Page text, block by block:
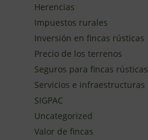
Herencias
Impuestos rurales
Inversión en fincas rústicas
Precio de los terrenos
Seguros para fincas rústicas
Servicios e infraestructuras
SIGPAC
Uncategorized
Valor de fincas